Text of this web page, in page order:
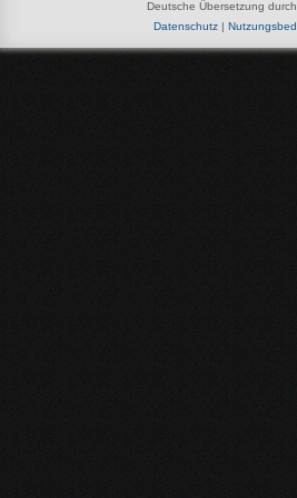
Deutsche Übersetzung durch
Datenschutz|